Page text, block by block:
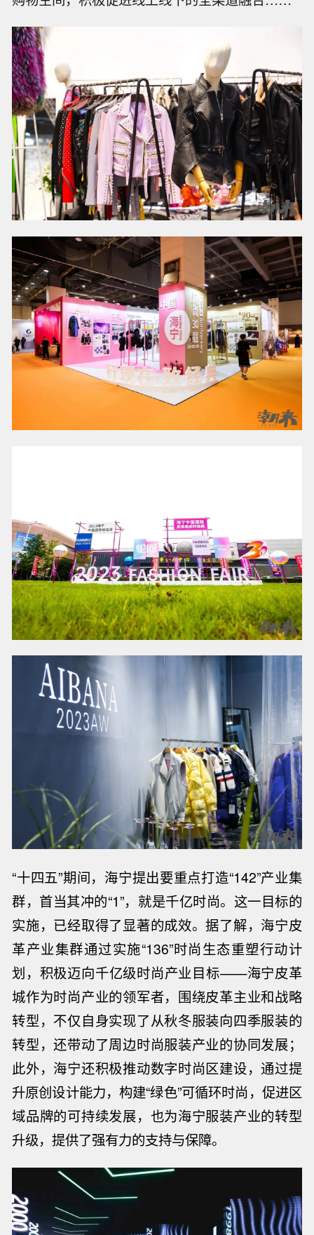
“十四五”期间，海宁提出要重点打造“142”产业集
群，首当其冲的“1”，就是千亿时尚。 这一目标的
实施，已经取得了显著的成效。据了解，海宁皮
革产业集群通过实施“136”时尚生态重塑行动计
划，积极迈向千亿级时尚产业目标——海宁皮革
城作为时尚产业的领军者，围绕皮革主业和战略
转型，不仅自身实现了从秋冬服装向四季服装的
转型，还带动了周边时尚服装产业的协同发展；
此外，海宁还积极推动数字时尚区建设，通过提
升原创设计能力，构建“绿色”可循环时尚，促进区
域品牌的可持续发展，也为海宁服装产业的转型
升级，提供了强有力的支持与保障。